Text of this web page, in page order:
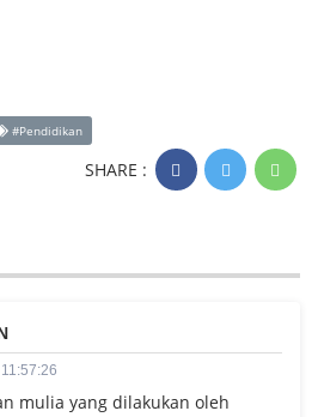
#Pendidikan
SHARE :
mulia yang dilakukan oleh